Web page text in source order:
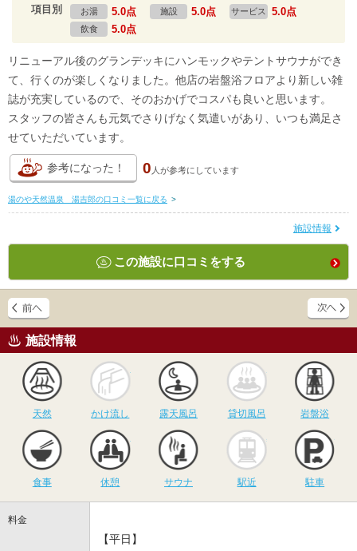
項目別 お湯 5.0点 施設 5.0点 サービス 5.0点
飲食 5.0点
リニューアル後のグランデッキにハンモックやテントサウナができ
て、行くのが楽しくなりました。他店の岩盤浴フロアより新しい雑
誌が充実しているので、そのおかげでコスパも良いと思います。
スタッフの皆さんも元気でさりげなく気遣いがあり、いつも満足さ
せていただいています。
参考になった！ 0 人が参考にしています
湯のや天然温泉 湯吉郎の口コミ一覧に戻る >
施設情報
この施設に口コミをする
施設情報
天然
かけ流し
かけ流し
露天風呂
露天風呂
貸切風呂
貸切風呂 岩盤浴
食事 休憩
サウナ
サウナ 駅近 駐車
料金
【平日】